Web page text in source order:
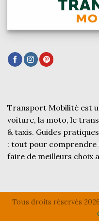
Transport Mobilité est
voiture, la moto, le
& taxis. Guides
: tout pour comprendre
faire de meilleurs choix
Tous droits réservés